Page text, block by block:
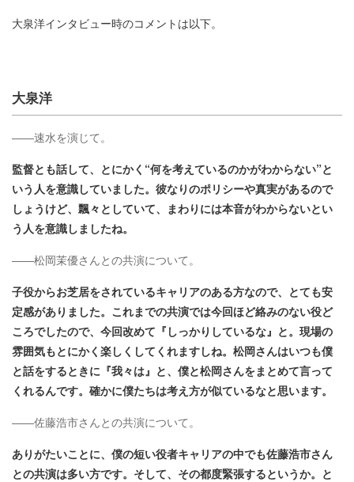
大泉洋インタビュー時のコメントは以下。
大泉洋
――速水を演じて。
監督とも話して、とにかく“何を考えているのかがわからない”と
いう人を意識していました。彼なりのポリシーや真実があるので
しょうけど、飄々としていて、まわりには本音がわからないとい
う人を意識しましたね。
――松岡茉優さんとの共演について。
子役からお芝居をされているキャリアのある方なので、とても安
定感がありました。これまでの共演では今回ほど絡みのない役ど
ころでしたので、今回改めて『しっかりしているな』と。現場の
雰囲気もとにかく楽しくしてくれますしね。松岡さんはいつも僕
と話をするときに『我々は』と、僕と松岡さんをまとめて言って
くれるんです。確かに僕たちは考え方が似ているなと思います。
――佐藤浩市さんとの共演について。
ありがたいことに、僕の短い役者キャリアの中でも佐藤浩市さん
との共演は多い方です。そして、その都度緊張するというか。と